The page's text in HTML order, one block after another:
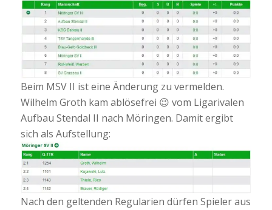
Beim MSV II ist eine Änderung zu vermelden.
Wilhelm Groth kam ablösefrei 😉 vom Ligarivalen
Aufbau Stendal II nach Möringen. Damit ergibt
sich als Aufstellung:
Nach den geltenden Regularien dürfen Spieler aus